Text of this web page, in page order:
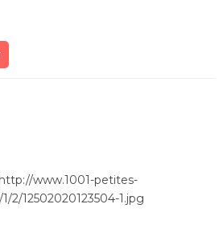
www.1001-petites-
2/12502020123504-1.jpg